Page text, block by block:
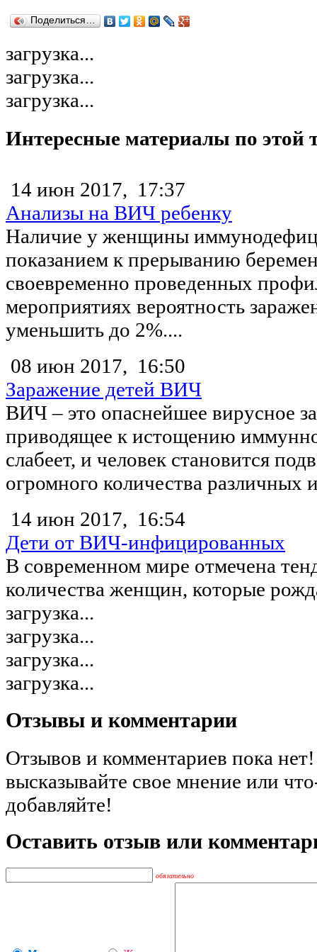
Поделиться…
загрузка...
загрузка...
загрузка...
Интересные материалы по этой
14 июн 2017, 17:37
Анализы на ВИЧ ребенку
Наличие у женщины
показанием к прерыванию
своевременно проведенных
мероприятиях вероятность
уменьшить до 2%....
08 июн 2017, 16:50
Заражение детей ВИЧ
ВИЧ – это опаснейшее вирусное
приводящее к истощению
слабеет, и человек становится
огромного количества различных
14 июн 2017, 16:54
Дети от ВИЧ-инфицированных
В современном мире отмечена
количества женщин, которые
загрузка...
загрузка...
загрузка...
загрузка...
Отзывы и комментарии
Отзывов и комментариев пока
высказывайте свое мнение или
добавляйте!
Оставить отзыв или
обязательно